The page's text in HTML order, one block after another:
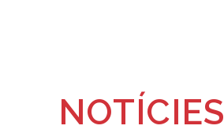
NOTÍCIES